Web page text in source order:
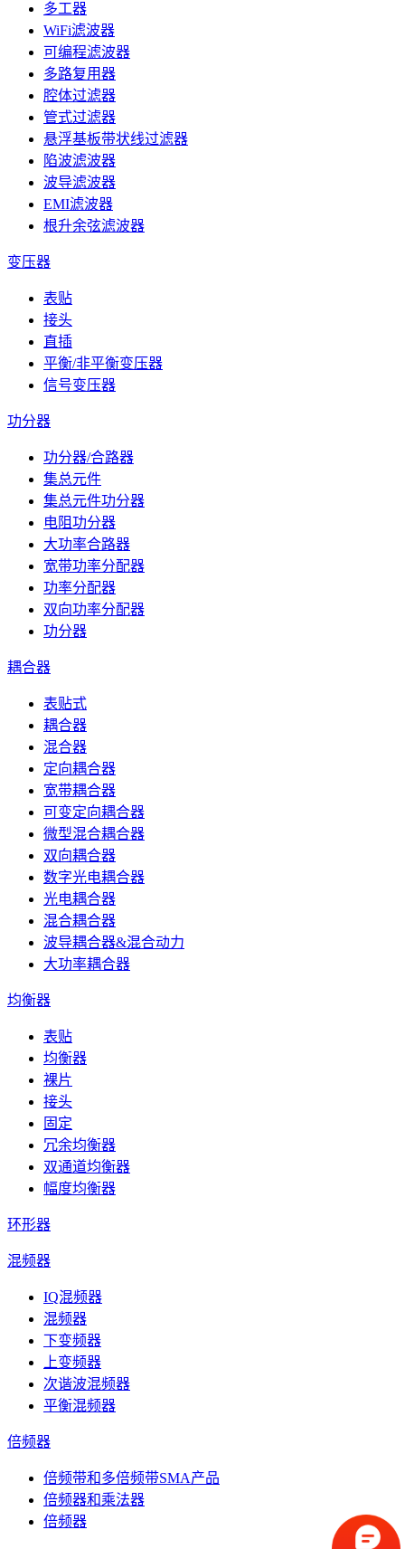
多工器
WiFi滤波器
可编程滤波器
多路复用器
腔体过滤器
管式过滤器
悬浮基板带状线过滤器
陷波滤波器
波导滤波器
EMI滤波器
根升余弦滤波器
变压器
表贴
接头
直插
平衡/非平衡变压器
信号变压器
功分器
功分器/合路器
集总元件
集总元件功分器
电阻功分器
大功率合路器
宽带功率分配器
功率分配器
双向功率分配器
功分器
耦合器
表贴式
耦合器
混合器
定向耦合器
宽带耦合器
可变定向耦合器
微型混合耦合器
双向耦合器
数字光电耦合器
光电耦合器
混合耦合器
波导耦合器&混合动力
大功率耦合器
均衡器
表贴
均衡器
裸片
接头
固定
冗余均衡器
双通道均衡器
幅度均衡器
环形器
混频器
IQ混频器
混频器
下变频器
上变频器
次谐波混频器
平衡混频器
倍频器
倍频带和多倍频带SMA产品
倍频器和乘法器
倍频器